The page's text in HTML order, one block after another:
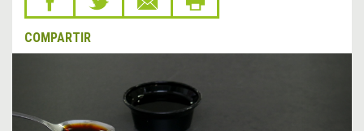
COMPARTIR